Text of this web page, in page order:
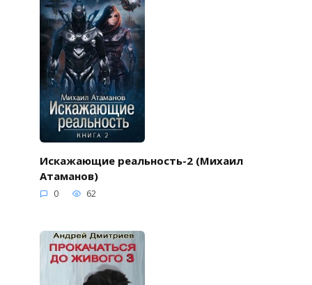
Искажающие реальность-2 (Михаил
Атаманов)
0 62